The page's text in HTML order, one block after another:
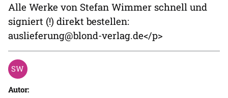
Alle Werke von Stefan Wimmer schnell und
signiert (!) direkt bestellen:
auslieferung@blond-verlag.de</p>
Autor: